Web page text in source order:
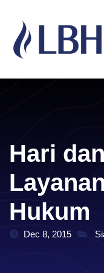
content
Hari
Hukum
Dec 8, 2015